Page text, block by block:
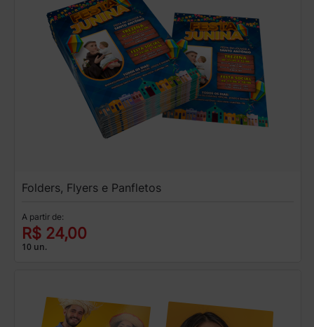
Folders, Flyers e Panfletos
A partir de:
R$ 24,00
10 un.